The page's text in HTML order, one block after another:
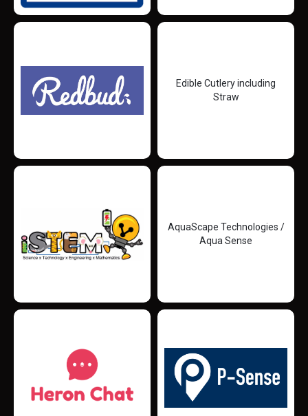
Edible Cutlery including
Straw
AquaScape Technologies /
Aqua Sense